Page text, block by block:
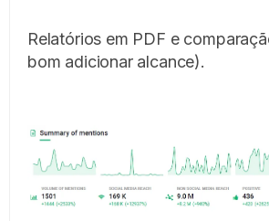
Relatórios em PDF e
bom adicionar alcance).